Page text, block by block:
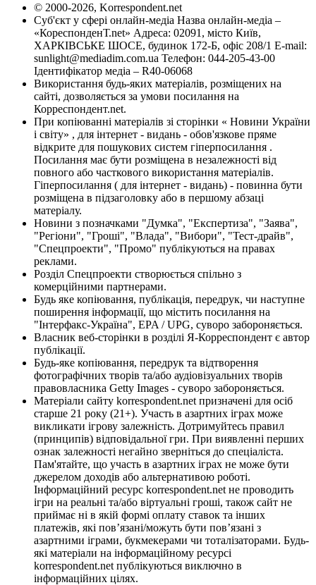
© 2000-2026, Korrespondent.net
Суб'єкт у сфері онлайн-медіа Назва онлайн-медіа –
«КореспонденТ.net» Адреса: 02091, місто Київ,
ХАРКІВСЬКЕ ШОСЕ, будинок 172-Б, офіс 208/1 E-mail:
sunlight@mediadim.com.ua Телефон: 044-205-43-00
Ідентифікатор медіа – R40-06068
Використання будь-яких матеріалів, розміщених на
сайті, дозволяється за умови посилання на
Корреспондент.net.
При копіюванні матеріалів зі сторінки « Новини України
і світу» , для інтернет - видань - обов'язкове пряме
відкрите для пошукових систем гіперпосилання .
Посилання має бути розміщена в незалежності від
повного або часткового використання матеріалів.
Гіперпосилання ( для інтернет - видань) - повинна бути
розміщена в підзаголовку або в першому абзаці
матеріалу.
Новини з позначками "Думка", "Експертиза", "Заява",
"Регіони", "Гроші", "Влада", "Вибори", "Тест-драйв",
"Спецпроекти", "Промо" публікуються на правах
реклами.
Розділ Спецпроекти створюється спільно з
комерційними партнерами.
Будь яке копіювання, публікація, передрук, чи наступне
поширення інформації, що містить посилання на
"Інтерфакс-Україна", EPA / UPG, суворо забороняється.
Власник веб-сторінки в розділі Я-Корреспондент є автор
публікації.
Будь-яке копіювання, передрук та відтворення
фотографічних творів та/або аудіовізуальних творів
правовласника Getty Images - суворо забороняється.
Матеріали сайту korrespondent.net призначені для осіб
старше 21 року (21+). Участь в азартних іграх може
викликати ігрову залежність. Дотримуйтесь правил
(принципів) відповідальної гри. При виявленні перших
ознак залежності негайно зверніться до спеціаліста.
Пам'ятайте, що участь в азартних іграх не може бути
джерелом доходів або альтернативою роботі.
Інформаційний ресурс korrespondent.net не проводить
ігри на реальні та/або віртуальні гроші, також сайт не
приймає ні в якій формі оплату ставок та інших
платежів, які пов’язані/можуть бути пов’язані з
азартними іграми, букмекерами чи тоталізаторами. Будь-
які матеріали на інформаційному ресурсі
korrespondent.net публікуються виключно в
інформаційних цілях.